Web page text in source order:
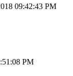
09:42:43 PM
PM